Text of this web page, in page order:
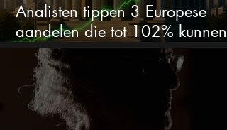
Analisten tippen 3 Europese
aandelen die tot 102% kunnen
stijgen